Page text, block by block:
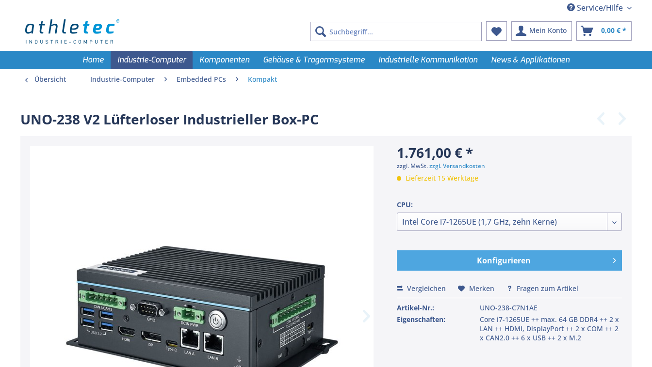
Service/Hilfe
Mein Konto 0,00 € *
Home Industrie-Computer Komponenten Gehäuse & Tragarmsysteme Industrielle Kommunikation News & Applikationen
Übersicht Industrie-Computer Embedded PCs Kompakt
UNO-238 V2 Lüfterloser Industrieller Box-PC
1.761,00 € *
zzgl. MwSt.zzgl. Versandkosten
Lieferzeit 15 Werktage
CPU:
Konfigurieren
Vergleichen Merken Fragen zum Artikel
Artikel-Nr.:
UNO-238-C7N1AE
Eigenschaften:
Core i7-1265UE ++ max. 64 GB DDR4 ++ 2 x
LAN ++ HDMI, DisplayPort ++ 2 x COM ++ 2
x CAN2.0 ++ 6 x USB ++ 2 x M.2